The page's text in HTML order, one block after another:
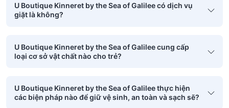
U Boutique Kinneret by the Sea of Galilee có dịch vụ
giặt là không?
U Boutique Kinneret by the Sea of Galilee cung cấp
loại cơ sở vật chất nào cho trẻ?
U Boutique Kinneret by the Sea of Galilee thực hiện
các biện pháp nào để giữ vệ sinh, an toàn và sạch sẽ?